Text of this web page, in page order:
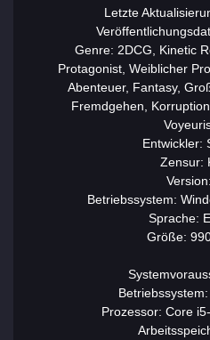
Letzte
Genre: 2DCG, Kinetic
Protagonist, Weiblicher
Abenteuer, Fantasy,
Fremdgehen,
Entwickler:
Zensur:
Betriebssystem:
Sprache:
Größe:
Prozessor: Core